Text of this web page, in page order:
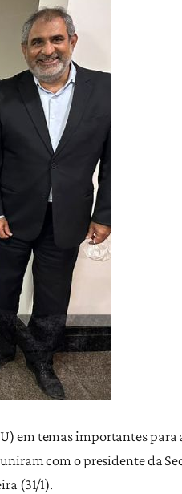
em temas importantes para
com o presidente da
(31/1).